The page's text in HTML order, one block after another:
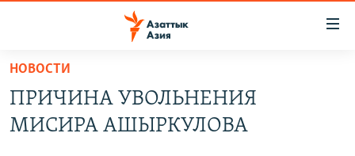
Вернуться
основному
содержанию
НОВОСТИ
ПРИЧИНА УВОЛЬНЕНИЯ
МИСИРА АШЫРКУЛОВА